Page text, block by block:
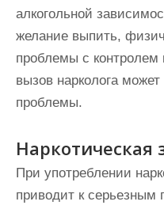
алкогольной
желание выпить,
проблемы с контролем
вызов нарколога
проблемы.
Наркотическая
При употреблении
приводит к серьезным